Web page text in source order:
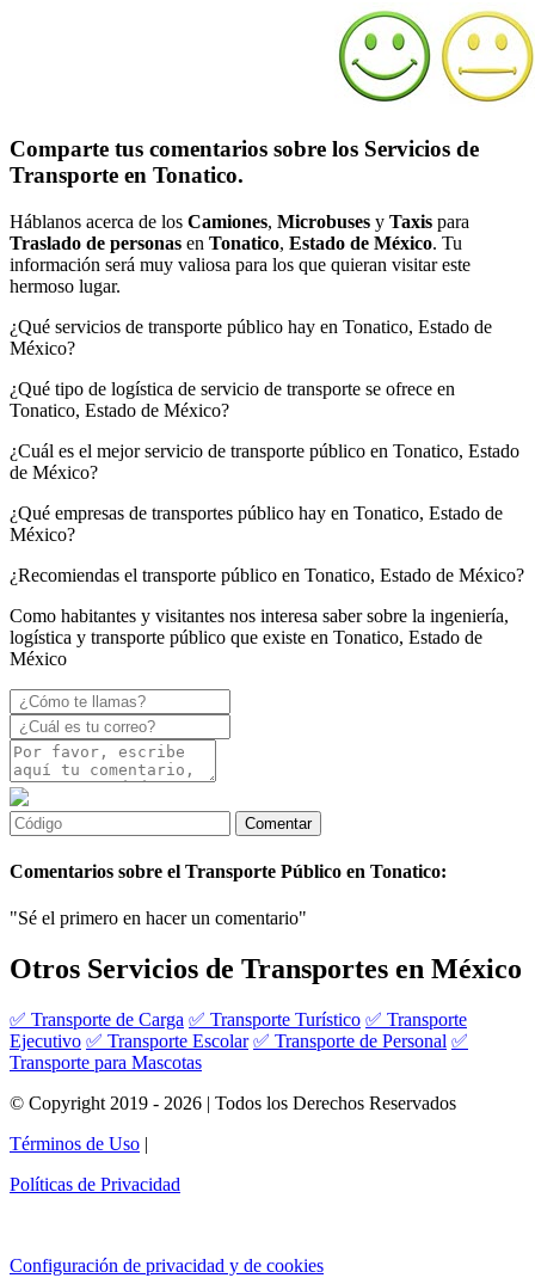
Comparte tus comentarios sobre los Servicios de
Transporte en Tonatico.
Háblanos acerca de los Camiones, Microbuses y Taxis para
Traslado de personas en Tonatico, Estado de México. Tu
información será muy valiosa para los que quieran visitar este
hermoso lugar.
¿Qué servicios de transporte público hay en Tonatico, Estado de
México?
¿Qué tipo de logística de servicio de transporte se ofrece en
Tonatico, Estado de México?
¿Cuál es el mejor servicio de transporte público en Tonatico, Estado
de México?
¿Qué empresas de transportes público hay en Tonatico, Estado de
México?
¿Recomiendas el transporte público en Tonatico, Estado de México?
Como habitantes y visitantes nos interesa saber sobre la ingeniería,
logística y transporte público que existe en Tonatico, Estado de
México
Comentarios sobre el Transporte Público en Tonatico:
"Sé el primero en hacer un comentario"
Otros Servicios de Transportes en México
✅ Transporte de Carga ✅ Transporte Turístico ✅ Transporte
Ejecutivo ✅ Transporte Escolar ✅ Transporte de Personal ✅
Transporte para Mascotas
© Copyright 2019 - 2026 | Todos los Derechos Reservados
Términos de Uso |
Políticas de Privacidad
Configuración de privacidad y de cookies